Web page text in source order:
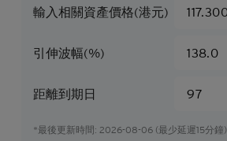
輸入相關資產價格(港元)
引伸波幅(%)
距離到期日
*最後更新時間: 2026-08-06 (最少延遲15分鐘)